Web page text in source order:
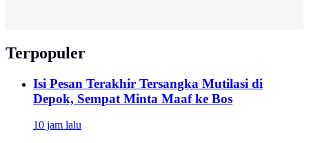
Terpopuler
Isi Pesan Terakhir Tersangka Mutilasi di
Depok, Sempat Minta Maaf ke Bos
10 jam lalu